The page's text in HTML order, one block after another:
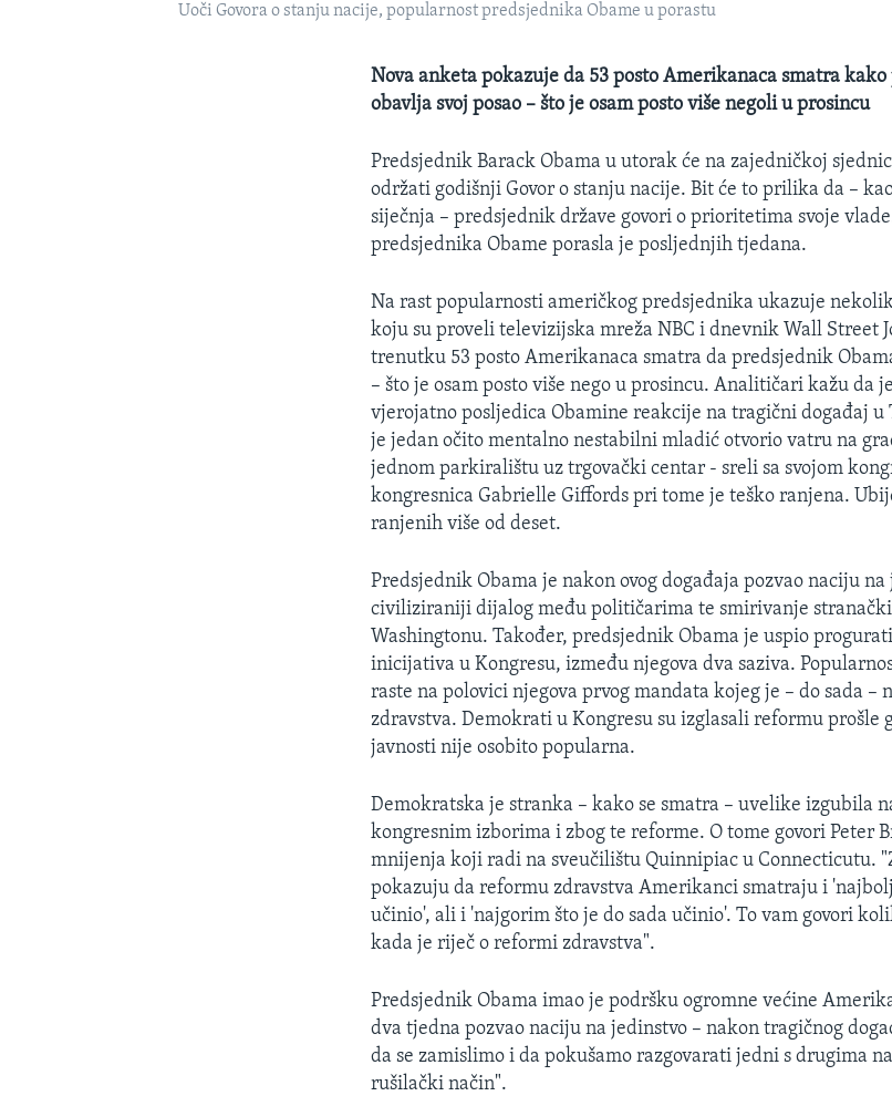
Uoči Govora o stanju nacije, popularnost predsjednika Obame u porastu
Nova anketa pokazuje da 53 posto Amerikanaca smatra
obavlja svoj posao – što je osam posto više negoli u prosincu
Predsjednik Barack Obama u utorak će na zajedničkoj
održati godišnji Govor o stanju nacije. Bit će to prilika da –
siječnja – predsjednik države govori o prioritetima svoje
predsjednika Obame porasla je posljednjih tjedana.
Na rast popularnosti američkog predsjednika ukazuje
koju su proveli televizijska mreža NBC i dnevnik Wall Street
trenutku 53 posto Amerikanaca smatra da predsjednik
– što je osam posto više nego u prosincu. Analitičari kažu da
vjerojatno posljedica Obamine reakcije na tragični događaj u
je jedan očito mentalno nestabilni mladić otvorio vatru na
jednom parkiralištu uz trgovački centar - sreli sa svojom
kongresnica Gabrielle Giffords pri tome je teško ranjena.
ranjenih više od deset.
Predsjednik Obama je nakon ovog događaja pozvao naciju na
civiliziraniji dijalog među političarima te smirivanje
Washingtonu. Također, predsjednik Obama je uspio
inicijativa u Kongresu, između njegova dva saziva.
raste na polovici njegova prvog mandata kojeg je – do sada
zdravstva. Demokrati u Kongresu su izglasali reformu prošle
javnosti nije osobito popularna.
Demokratska je stranka – kako se smatra – uvelike izgubila
kongresnim izborima i zbog te reforme. O tome govori Peter
mnijenja koji radi na sveučilištu Quinnipiac u Connecticutu.
pokazuju da reformu zdravstva Amerikanci smatraju i
učinio', ali i 'najgorim što je do sada učinio'. To vam govori
kada je riječ o reformi zdravstva".
Predsjednik Obama imao je podršku ogromne većine
dva tjedna pozvao naciju na jedinstvo – nakon tragičnog
da se zamislimo i da pokušamo razgovarati jedni s drugima
rušilački način".